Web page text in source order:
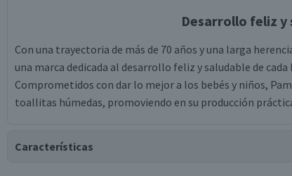
Desarrollo feliz y
Con una trayectoria de más de 70 años y una larga
una marca dedicada al desarrollo feliz y saludable de
Comprometidos con dar lo mejor a los bebés y niños,
toallitas húmedas, promoviendo en su producción
Características